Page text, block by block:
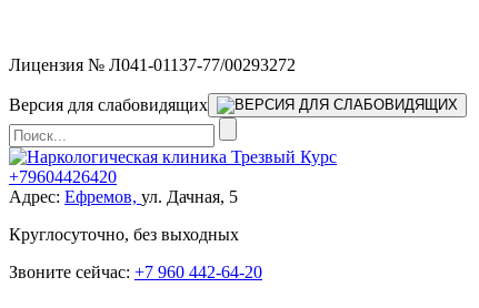
Лицензия № Л041-01137-77/00293272
Версия для слабовидящих
+79604426420
Адрес: Ефремов, ул. Дачная, 5
Круглосуточно, без выходных
Звоните сейчас: +7 960 442-64-20